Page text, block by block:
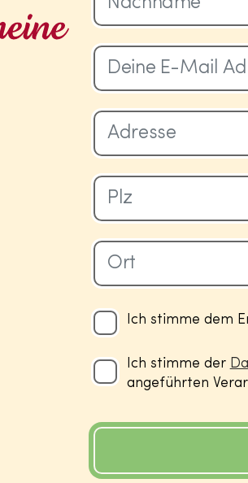
Ich stimme dem
Ich stimme der
angeführten